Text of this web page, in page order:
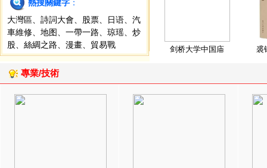
熱搜關鍵字 ：
大灣區
詩詞大會 股票 日语
汽
車維修
地图 一帶一路 琼瑶
炒
股
絲綢之路 漫畫 貿易戰 剑桥大学中国庙 裘
專業/技術